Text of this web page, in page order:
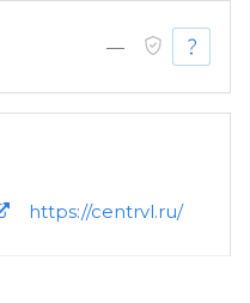
—
https://centrvl.ru/